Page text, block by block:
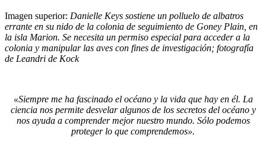
Imagen superior: Danielle Keys sostiene un polluelo de albatros
errante en su nido de la colonia de seguimiento de Goney Plain, en
la isla Marion. Se necesita un permiso especial para acceder a la
colonia y manipular las aves con fines de investigación; fotografía
de Leandri de Kock
«Siempre me ha fascinado el océano y la vida que hay en él. La
ciencia nos permite desvelar algunos de los secretos del océano y
nos ayuda a comprender mejor nuestro mundo. Sólo podemos
proteger lo que comprendemos».